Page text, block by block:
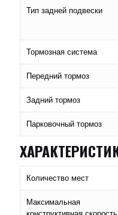
Тип задней подвески
Тормозная система
Передний тормоз
Задний тормоз
Парковочный тормоз
Количество мест
Максимальная